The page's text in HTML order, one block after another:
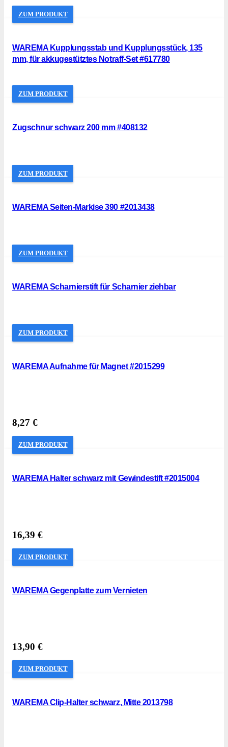
ZUM PRODUKT
WAREMA Kupplungsstab und Kupplungsstück, 135
mm, für akkugestütztes Notraff-Set #617780
ZUM PRODUKT
Zugschnur schwarz 200 mm #408132
ZUM PRODUKT
WAREMA Seiten-Markise 390 #2013438
ZUM PRODUKT
WAREMA Scharnierstift für Scharnier ziehbar
ZUM PRODUKT
WAREMA Aufnahme für Magnet #2015299
8,27 €
ZUM PRODUKT
WAREMA Halter schwarz mit Gewindestift #2015004
16,39 €
ZUM PRODUKT
WAREMA Gegenplatte zum Vernieten
13,90 €
ZUM PRODUKT
WAREMA Clip-Halter schwarz, Mitte 2013798